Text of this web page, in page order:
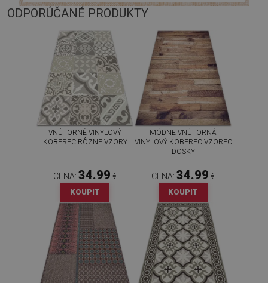
ODPORÚČANÉ PRODUKTY
VNÚTORNÉ VINYLOVÝ
KOBEREC RÔZNE VZORY
CENA: 34.99 €
KOUPIT
MÓDNE VNÚTORNÁ
VINYLOVÝ KOBEREC VZOREC
DOSKY
CENA: 34.99 €
KOUPIT